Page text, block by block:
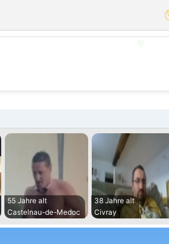
55 Jahre alt
Castelnau-de-Medoc
38 Jahre alt
Civray